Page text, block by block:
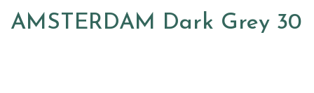
AMSTERDAM Dark Grey 30